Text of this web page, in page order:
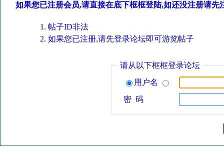
如果您已注册会员,请直接在底下框框登陆,如还没注册请先
帖子ID非法
如果您已注册,请先登录论坛即可游览帖子
请从以下框框登录论坛
用户名
密 码